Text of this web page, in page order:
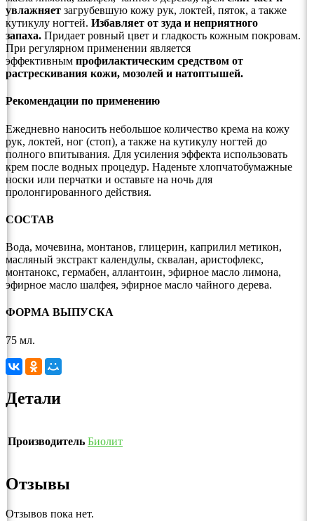
увлажняет загрубевшую кожу рук, локтей, пяток, а также
кутикулу ногтей. Избавляет от зуда и неприятного
запаха. Придает ровный цвет и гладкость кожным покровам.
При регулярном применении является
эффективным профилактическим средством от
растрескивания кожи, мозолей и натоптышей.
Рекомендации по применению
Ежедневно наносить небольшое количество крема на кожу
рук, локтей, ног (стоп), а также на кутикулу ногтей до
полного впитывания. Для усиления эффекта использовать
крем после водных процедур. Наденьте хлопчатобумажные
носки или перчатки и оставьте на ночь для
пролонгированного действия.
СОСТАВ
Вода, мочевина, монтанов, глицерин, каприлил метикон,
масляный экстракт календулы, сквалан, аристофлекс,
монтанокс, гермабен, аллантоин, эфирное масло лимона,
эфирное масло шалфея, эфирное масло чайного дерева.
ФОРМА ВЫПУСКА
75 мл.
Детали
Производитель Биолит
Отзывы
Отзывов пока нет.